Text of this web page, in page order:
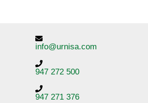
info@urnisa.com
947 272 500
947 271 376